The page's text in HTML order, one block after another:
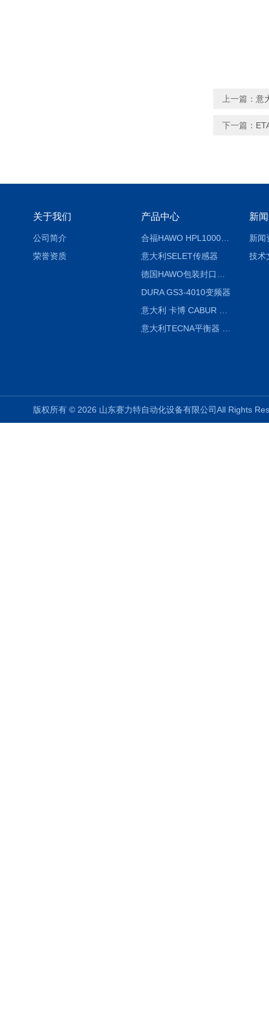
上一篇： 意
下一篇：
关于我们
公司简介
荣誉资质
产品中心
合福HAWO HPL1000AS封口机
意大利SELET传感器
DURA GS3-4010变频器
新
新闻
技术
版权所有 © 2026 山东赛力特自动化设备有限公司All Rights